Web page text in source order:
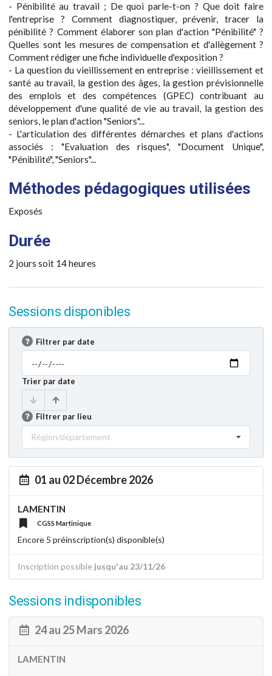
- Pénibilité au travail ; De quoi parle-t-on ? Que doit faire
l'entreprise ? Comment diagnostiquer, prévenir, tracer la
pénibilité ? Comment élaborer son plan d'action "Pénibilité" ?
Quelles sont les mesures de compensation et d'allègement ?
Comment rédiger une fiche individuelle d'exposition ?
- La question du vieillissement en entreprise : vieillissement et
santé au travail, la gestion des âges, la gestion prévisionnelle
des emplois et des compétences (GPEC) contribuant au
développement d'une qualité de vie au travail, la gestion des
seniors, le plan d'action "Seniors"...
- L'articulation des différentes démarches et plans d'actions
associés : "Evaluation des risques", "Document Unique",
"Pénibilité", "Seniors"...
Méthodes pédagogiques utilisées
Exposés
Durée
2 jours soit 14 heures
Sessions disponibles
Filtrer par date
Trier par date
Filtrer par lieu
Région/département
01 au 02 Décembre 2026
LAMENTIN
CGSS Martinique
Encore 5 préinscription(s) disponible(s)
Inscription possible jusqu'au 23/11/26
Sessions indisponibles
24 au 25 Mars 2026
LAMENTIN